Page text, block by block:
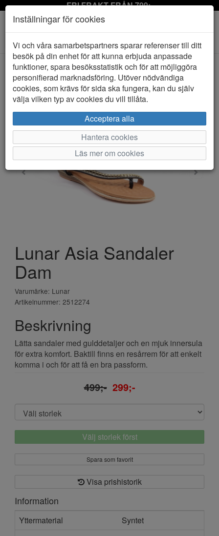
FRI FRAKT FRÅN 799:-
Toggle
navigation
HEM LUNAR
Lunar Asia Sandaler
Dam
Varumärke: Lunar
Artikelnummer: 2512274
Beskrivning
Lätta sandaler med gulddetaljer och en mjuk innersula
för extra komfort. Baktill finns en resårrem för att enkelt
komma i och för att få en bra passform.
499;- 299;-
Välj storlek först
Spara som favorit
Visa prishistorik
Information
Yttermaterial
Syntet
Inställningar för cookies
Vi och våra samarbetspartners sparar referenser till ditt
besök på din enhet för att kunna erbjuda anpassade
funktioner, spara besöksstatistik och för att möjliggöra
personifierad marknadsföring. Utöver nödvändiga
cookies, som krävs för sida ska fungera, kan du själv
välja vilken typ av cookies du vill tillåta.
Acceptera alla
Hantera cookies
Läs mer om cookies